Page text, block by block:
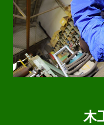
木